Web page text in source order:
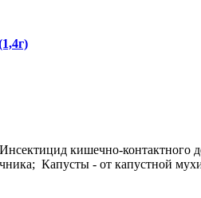
кишечно-контактного
Капусты - от капустной